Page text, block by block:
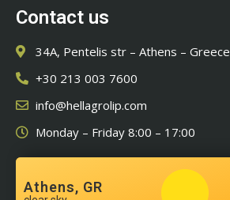
Contact us
34A, Pentelis str – Athens – Greece
+30 213 003 7600
info@hellagrolip.com
Monday – Friday 8:00 – 17:00
Athens, GR